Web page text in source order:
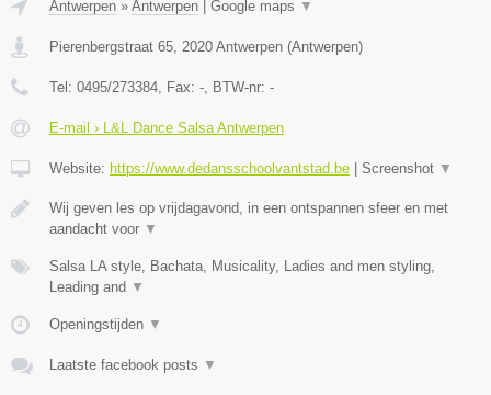
Antwerpen » Antwerpen | Google maps ▼
Pierenbergstraat 65 2020 Antwerpen (Antwerpen)
Tel: 0495/273384 , Fax: - , BTW-nr: -
E-mail › L&L Dance Salsa Antwerpen
Website: https://www.dedansschoolvantstad.be | Screenshot ▼
Wij geven les op vrijdagavond, in een ontspannen sfeer en met
aandacht voor ▼
Salsa LA style, Bachata, Musicality, Ladies and men styling,
Leading and ▼
Openingstijden ▼
Laatste facebook posts ▼